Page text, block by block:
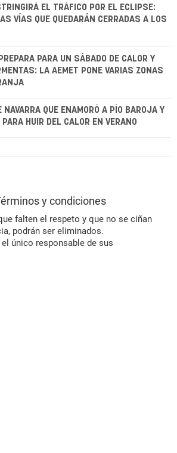
EL TRÁFICO POR EL ECLIPSE:
VÍAS QUE QUEDARÁN CERRADAS A LOS
PARA UN SÁBADO DE CALOR Y
LA AEMET PONE VARIAS ZONAS
NAVARRA QUE ENAMORÓ A PÍO BAROJA Y
HUIR DEL CALOR EN VERANO
y condiciones
falten el respeto y que no se ciñan
podrán ser eliminados.
único responsable de sus